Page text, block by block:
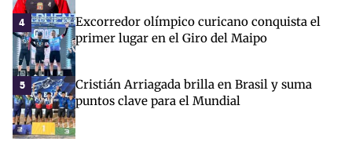
4
Excorredor olímpico curicano conquista el
primer lugar en el Giro del Maipo
5
Cristián Arriagada brilla en Brasil y suma
puntos clave para el Mundial